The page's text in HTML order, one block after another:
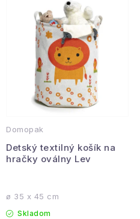
Domopak
Detský textilný košík na
hračky oválny Lev
ø 35 x 45 cm
Skladom